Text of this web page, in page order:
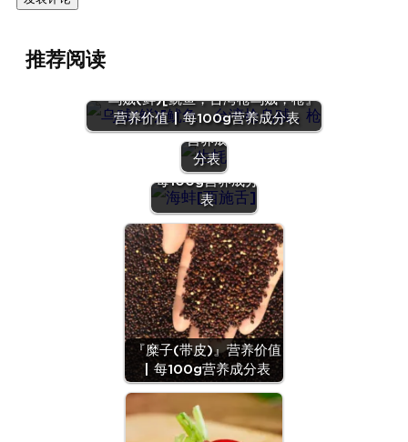
推荐阅读
『乌贼(鲜)[鱿鱼，台湾枪乌贼，枪』
营养价值 | 每100g营养成分表
| 每
100g
营养成
分表
『海蚌[西施
舌]』营养价值 |
每100g营养成分
表
『糜子(带皮)』营养价值
| 每100g营养成分表